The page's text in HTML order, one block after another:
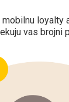
loyalty
vas brojni